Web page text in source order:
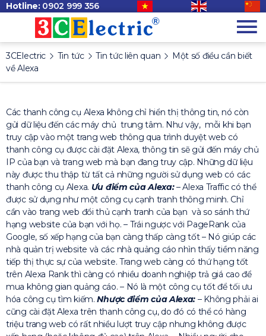
Hotline: 0902 999 356
3CElectric Tin tức Tin tức liên quan
Một số điều cần biết
về Alexa
Các thanh công cụ Alexa không chỉ hiển thị thông tin, nó còn
gửi dữ liệu đến các máy chủ trung tâm. Như vậy, mỗi khi bạn
truy cập vào một trang web thông qua trình duyệt web có
thanh công cụ được cài đặt Alexa, thông tin sẽ gửi đến máy chủ
IP của bạn và trang web mà bạn đang truy cập. Những dữ liệu
này được thu thập từ tất cả những người sử dụng web có các
thanh công cụ Alexa. Ưu điểm của Alexa:– Alexa Traffic có thể
được sử dụng như một công cụ cạnh tranh thông minh. Chỉ
cần vào trang web đổi thủ cạnh tranh của bạn và so sánh thứ
hạng website của bạn với họ. – Trái ngược với PageRank của
Google, số xếp hạng của bạn càng thấp càng tốt – Nó giúp các
nhà quản trị website và các nhà quảng cáo nhìn thấy tiềm năng
tiếp thị thực sự của website. Trang web càng có thứ hạng tốt
trên Alexa Rank thì càng có nhiều doanh nghiệp trả giá cao để
mua không gian quảng cáo. – Nó là một công cụ tốt để tối ưu
hóa công cụ tìm kiếm.Nhược điểm của Alexa: – Không phải ai
cũng cài đặt Alexa trên thanh công cụ, do đó có thể có hàng
triệu trang web có rất nhiều lượt truy cập nhưng không được